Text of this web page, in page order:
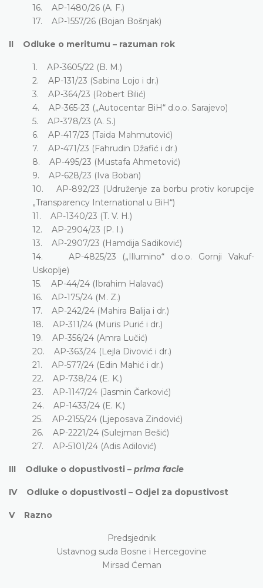
16. AP-1480/26 (A. F.)
17. AP-1557/26 (Bojan Bošnjak)
II Odluke o meritumu – razuman rok
1. AP-3605/22 (B. M.)
2. AP-131/23 (Sabina Lojo i dr.)
3. AP-364/23 (Robert Bilić)
4. AP-365-23 („Autocentar BiH“ d.o.o. Sarajevo)
5. AP-378/23 (A. S.)
6. AP-417/23 (Taida Mahmutović)
7. AP-471/23 (Fahrudin Džafić i dr.)
8. AP-495/23 (Mustafa Ahmetović)
9. AP-628/23 (Iva Boban)
10. AP-892/23 (Udruženje za borbu protiv korupcije
„Transparency International u BiH“)
11. AP-1340/23 (T. V. H.)
12. AP-2904/23 (P. I.)
13. AP-2907/23 (Hamdija Sadiković)
14. AP-4825/23 („Illumino“ d.o.o. Gornji Vakuf-
Uskoplje)
15. AP-44/24 (Ibrahim Halavać)
16. AP-175/24 (M. Z.)
17. AP-242/24 (Mahira Balija i dr.)
18. AP-311/24 (Muris Purić i dr.)
19. AP-356/24 (Amra Lučić)
20. AP-363/24 (Lejla Divović i dr.)
21. AP-577/24 (Edin Mahić i dr.)
22. AP-738/24 (E. K.)
23. AP-1147/24 (Jasmin Čarković)
24. AP-1433/24 (E. K.)
25. AP-2155/24 (Ljeposava Zindović)
26. AP-2221/24 (Sulejman Bešić)
27. AP-5101/24 (Adis Adilović)
III Odluke o dopustivosti – prima facie
IV Odluke o dopustivosti – Odjel za dopustivost
V Razno
Predsjednik
Ustavnog suda Bosne i Hercegovine
Mirsad Ćeman